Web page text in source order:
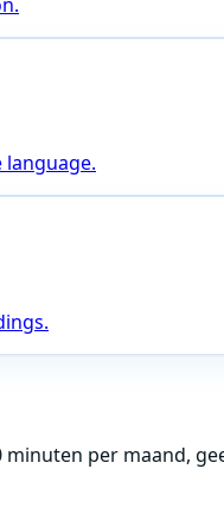
minuten per maand,